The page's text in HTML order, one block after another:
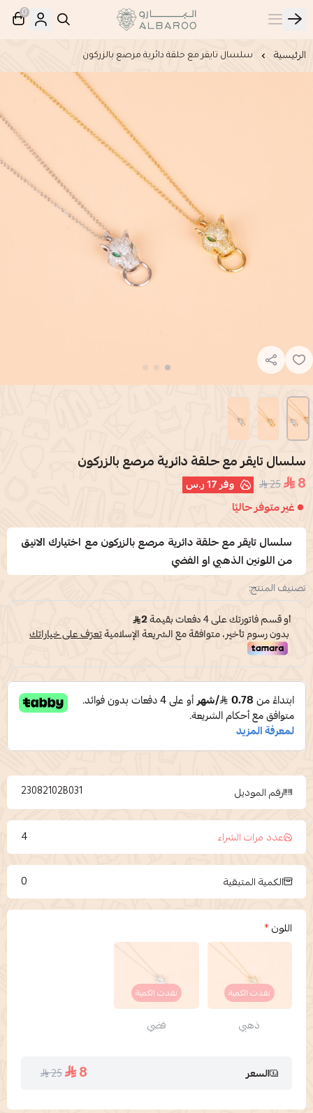
البارو | Albaroo
0
الرئيسية سلسال تايقر مع حلقة دائرية مرصع بالزركون
سلسال تايقر مع حلقة دائرية مرصع بالزركون
8
25 وفر17 ر.س
غير متوفر حاليًا
سلسال تايقر مع حلقة دائرية مرصع بالزركون مع اختيارك الانيق
من اللونين الذهبي او الفضي
تصنيف المنتج:
رقم الموديل 23082102B031
عدد مرات الشراء 4
الكمية المتبقية 0
اللون*
نفدت الكمية
ذهبي
نفدت الكمية
فضي
السعر 8
25